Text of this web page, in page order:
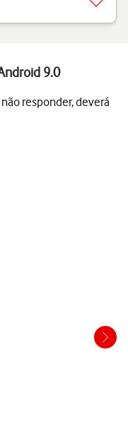
9.0
responder, deverá